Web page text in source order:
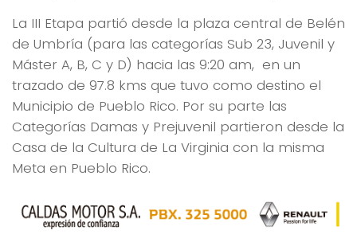
La III Etapa partió desde la plaza central de Belén
de Umbría (para las categorías Sub 23, Juvenil y
Máster A, B, C y D) hacia las 9:20 am, en un
trazado de 97.8 kms que tuvo como destino el
Municipio de Pueblo Rico. Por su parte las
Categorías Damas y Prejuvenil partieron desde la
Casa de la Cultura de La Virginia con la misma
Meta en Pueblo Rico.